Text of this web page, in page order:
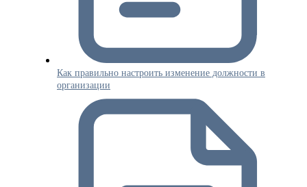
Как правильно настроить изменение должности в
организации